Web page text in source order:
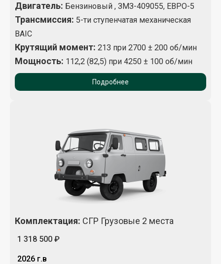
Двигатель: Бензиновый , ЗМЗ-409055, ЕВРО-5
Трансмиссия: 5-ти ступенчатая механическая
BAIC
Крутящий момент: 213 при 2700 ± 200 об/мин
Мощность: 112,2 (82,5) при 4250 ± 100 об/мин
Подробнее
Комплектация: СГР Грузовые 2 места
1 318 500 ₽
2026 г.в